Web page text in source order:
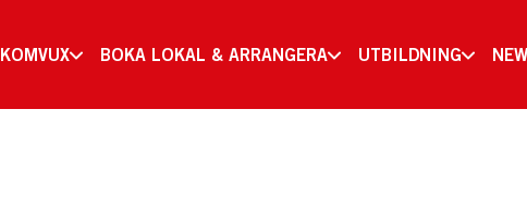
KOMVUX BOKA LOKAL & ARRANGERA UTBILDNING